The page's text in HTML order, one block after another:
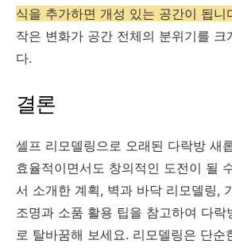
식을 추가하면 개성 있는 공간이 됩니
작은 변화가 공간 전체의 분위기를 크
다.
결론
셀프 리모델링으로 오래된 다락방 새
효율적이면서도 창의적인 도전이 될
서 소개한 계획, 벽과 바닥 리모델링,
조명과 소품 활용 팁을 참고하여 다락
로 탈바꿈해 보세요. 리모델링은 단순